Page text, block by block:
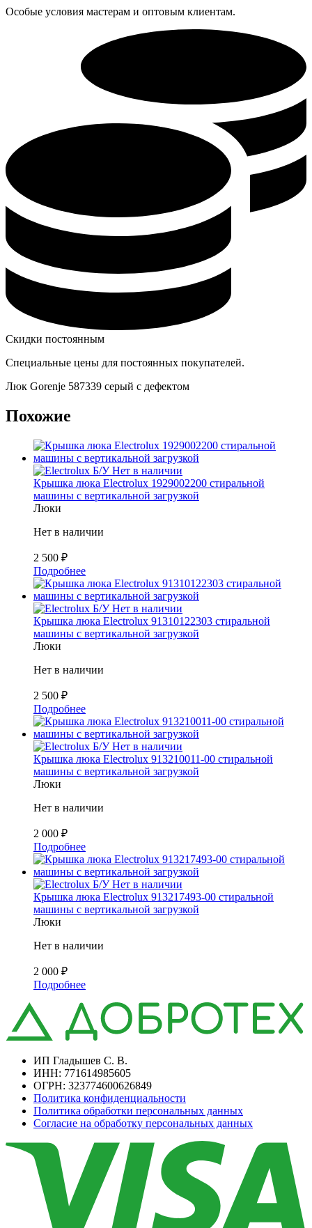
Особые условия мастерам и оптовым клиентам.
Скидки постоянным
Специальные цены для постоянных покупателей.
Люк Gorenje 587339 серый с дефектом
Похожие
Б/У Нет в наличии
Крышка люка Electrolux 1929002200 стиральной
машины с вертикальной загрузкой
Люки
Нет в наличии
2 500 ₽
Подробнее
Б/У Нет в наличии
Крышка люка Electrolux 91310122303 стиральной
машины с вертикальной загрузкой
Люки
Нет в наличии
2 500 ₽
Подробнее
Б/У Нет в наличии
Крышка люка Electrolux 913210011-00 стиральной
машины с вертикальной загрузкой
Люки
Нет в наличии
2 000 ₽
Подробнее
Б/У Нет в наличии
Крышка люка Electrolux 913217493-00 стиральной
машины с вертикальной загрузкой
Люки
Нет в наличии
2 000 ₽
Подробнее
ИП Гладышев С. В.
ИНН: 771614985605
ОГРН: 323774600626849
Политика конфиденциальности
Политика обработки персональных данных
Согласие на обработку персональных данных